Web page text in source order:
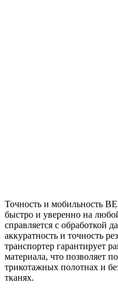
Точность и мобильность
быстро и уверенно на
справляется с обработкой
аккуратность и точность
транспортер гарантирует
материала, что позволяет
трикотажных полотнах и
тканях.